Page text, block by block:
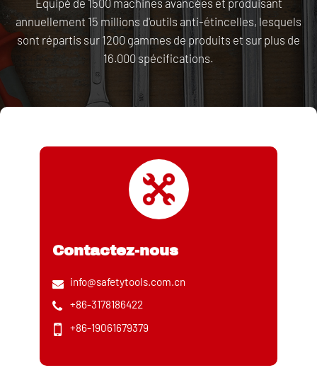
Équipé de 1500 machines avancées et produisant
annuellement 15 millions d'outils anti-étincelles, lesquels
sont répartis sur 1200 gammes de produits et sur plus de
16.000 spécifications.
Contactez-nous
info@safetytools.com.cn
+86-3178186422
+86-19061679379